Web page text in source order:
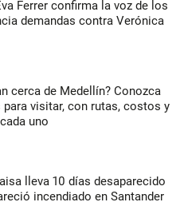
Ferrer confirma la voz de los
demandas contra Verónica
cerca de Medellín? Conozca
visitar, con rutas, costos y
uno
lleva 10 días desaparecido
incendiado en Santander